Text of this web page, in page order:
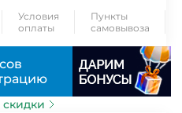
Условия
оплаты
Пункты
самовывоза